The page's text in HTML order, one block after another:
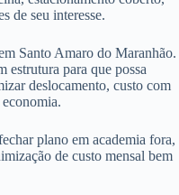
de seu interesse.
Santo Amaro do Maranhão.
estrutura para que possa
deslocamento, custo com
plano em academia fora,
de custo mensal bem